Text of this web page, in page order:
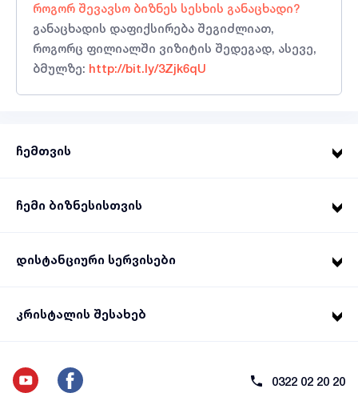
როგორ შევავსო ბიზნეს სესხის განაცხადი?
განაცხადის დაფიქსირება შეგიძლიათ,
როგორც ფილიალში ვიზიტის შედეგად, ასევე,
ბმულზე: http://bit.ly/3Zjk6qU
ჩემთვის
ჩემი ბიზნესისთვის
დისტანციური სერვისები
კრისტალის შესახებ
0322 02 20 20